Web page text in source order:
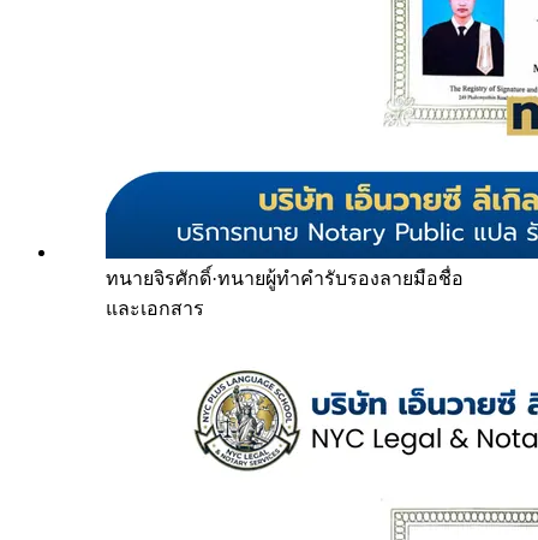
ทนายจิรศักดิ์·ทนายผู้ทำคำรับรองลายมือชื่อ
และเอกสาร